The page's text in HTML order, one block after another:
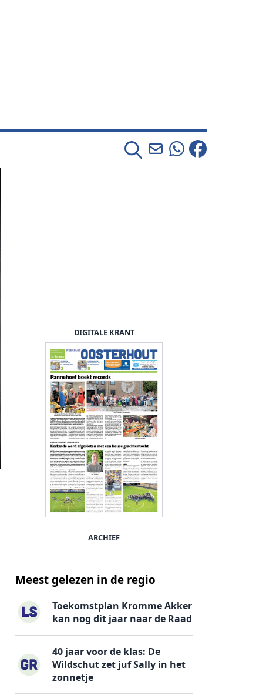
DIGITALE KRANT
ARCHIEF
Meest gelezen in de regio
Toekomstplan Kromme Akker
kan nog dit jaar naar de Raad
40 jaar voor de klas: De
Wildschut zet juf Sally in het
zonnetje